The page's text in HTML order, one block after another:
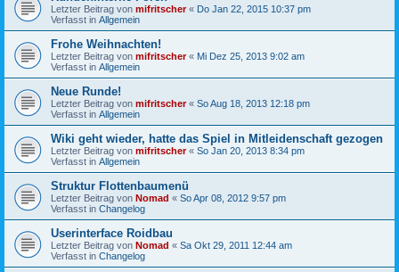
Letzter Beitrag von mifritscher« Do Jan 22, 2015 10:37 pm
Verfasst in Allgemein
Frohe Weihnachten!
Letzter Beitrag von mifritscher« Mi Dez 25, 2013 9:02 am
Verfasst in Allgemein
Neue Runde!
Letzter Beitrag von mifritscher« So Aug 18, 2013 12:18 pm
Verfasst in Allgemein
Wiki geht wieder, hatte das Spiel in Mitleidenschaft gezogen
Letzter Beitrag von mifritscher« So Jan 20, 2013 8:34 pm
Verfasst in Allgemein
Struktur Flottenbaumenü
Letzter Beitrag von Nomad « So Apr 08, 2012 9:57 pm
Verfasst in Changelog
Userinterface Roidbau
Letzter Beitrag von Nomad « Sa Okt 29, 2011 12:44 am
Verfasst in Changelog